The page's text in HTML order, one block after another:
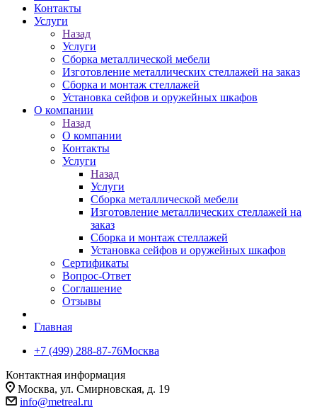
Контакты
Услуги
Назад
Услуги
Сборка металлической мебели
Изготовление металлических стеллажей на заказ
Сборка и монтаж стеллажей
Установка сейфов и оружейных шкафов
О компании
Назад
О компании
Контакты
Услуги
Назад
Услуги
Сборка металлической мебели
Изготовление металлических стеллажей на
заказ
Сборка и монтаж стеллажей
Установка сейфов и оружейных шкафов
Сертификаты
Вопрос-Ответ
Соглашение
Отзывы
Главная
+7 (499) 288-87-76Москва
Контактная информация
Москва, ул. Смирновская, д. 19
info@metreal.ru